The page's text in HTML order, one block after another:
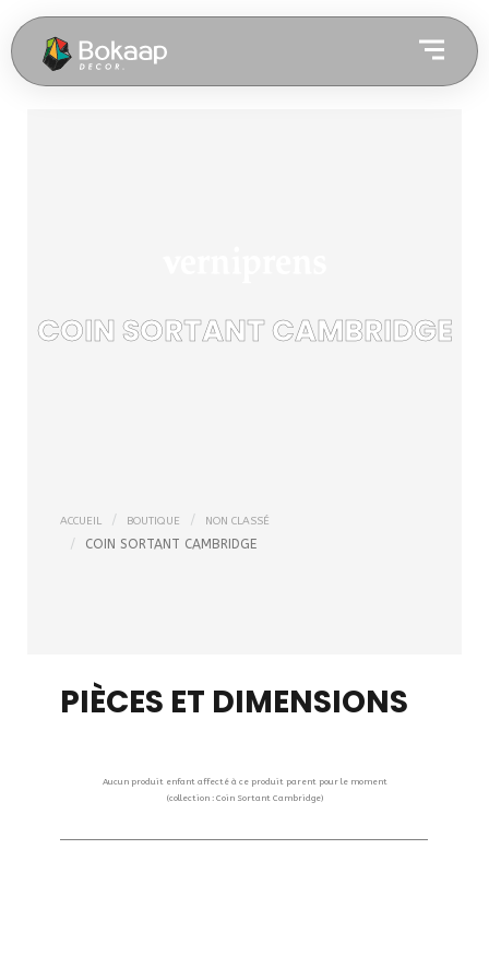
COIN SORTANT CAMBRIDGE
ACCUEIL BOUTIQUE NON CLASSÉ
COIN SORTANT CAMBRIDGE
PIÈCES ET DIMENSIONS
Aucun produit enfant affecté à ce produit parent pour le moment
(collection : Coin Sortant Cambridge)